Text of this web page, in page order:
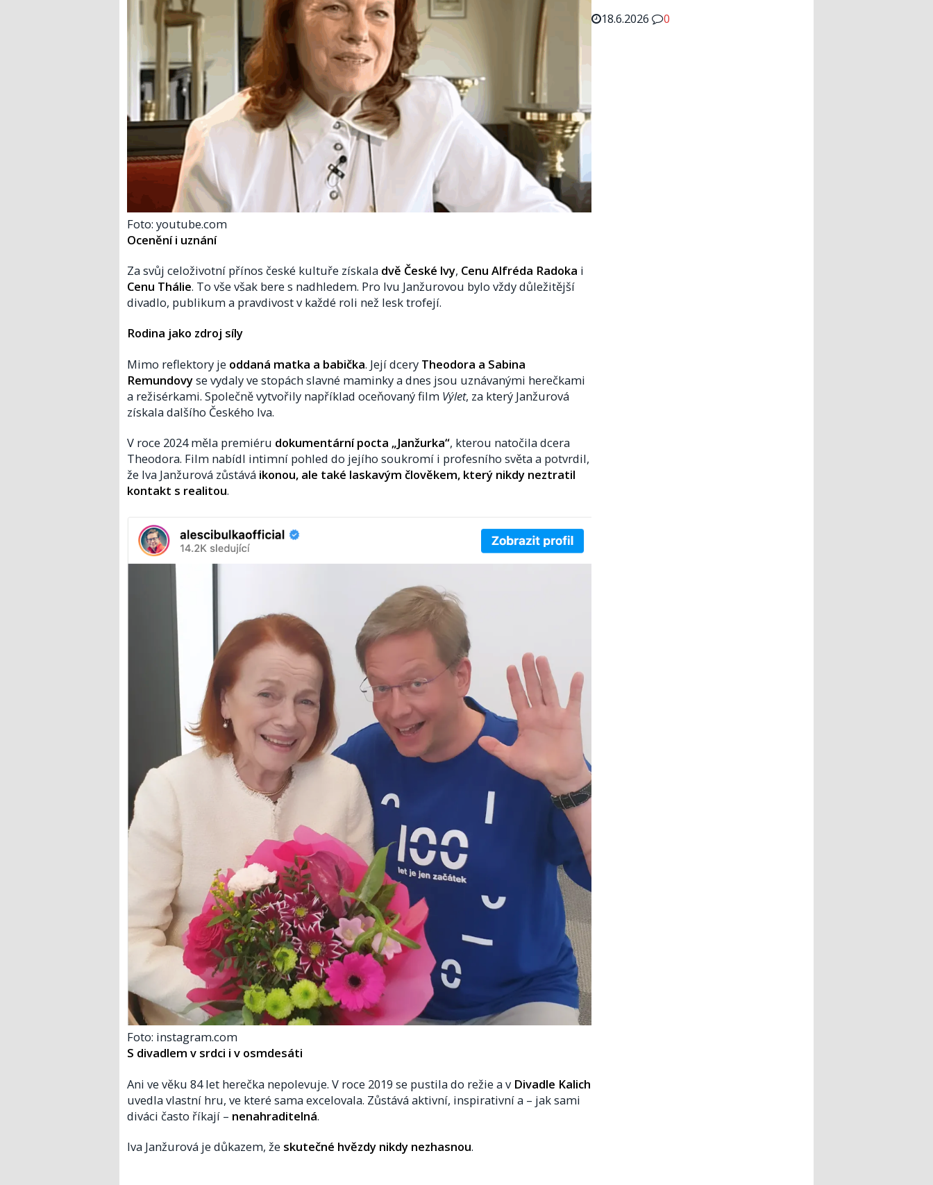
Foto: youtube.com
Ocenění i uznání
Za svůj celoživotní přínos české kultuře získala dvě České lvy, Cenu Alfréda Radoka i
Cenu Thálie. To vše však bere s nadhledem. Pro Ivu Janžurovou bylo vždy důležitější
divadlo, publikum a pravdivost v každé roli než lesk trofejí.
Rodina jako zdroj síly
Mimo reflektory je oddaná matka a babička. Její dcery Theodora a Sabina
Remundovyse vydaly ve stopách slavné maminky a dnes jsou uznávanými herečkami
a režisérkami. Společně vytvořily například oceňovaný film Výlet, za který Janžurová
získala dalšího Českého lva.
V roce 2024 měla premiéru dokumentární pocta „Janžurka“, kterou natočila dcera
Theodora. Film nabídl intimní pohled do jejího soukromí i profesního světa a potvrdil,
že Iva Janžurová zůstává ikonou, ale také laskavým člověkem, který nikdy neztratil
kontakt s realitou.
Foto: instagram.com
S divadlem v srdci i v osmdesáti
Ani ve věku 84 let herečka nepolevuje. V roce 2019 se pustila do režie a v Divadle Kalich
uvedla vlastní hru, ve které sama excelovala. Zůstává aktivní, inspirativní a – jak sami
diváci často říkají – nenahraditelná.
Iva Janžurová je důkazem, že skutečné hvězdy nikdy nezhasnou.
18.6.2026
0